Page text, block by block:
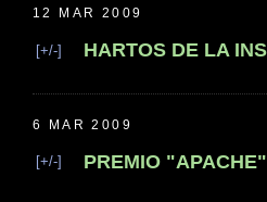
12 MAR 2009
[+/-] HARTOS DE LA
6 MAR 2009
[+/-] PREMIO